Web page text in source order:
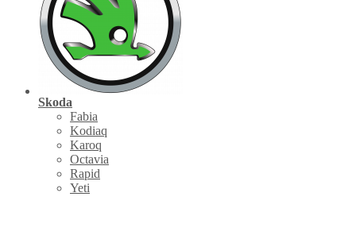
Skoda
Fabia
Kodiaq
Karoq
Octavia
Rapid
Yeti